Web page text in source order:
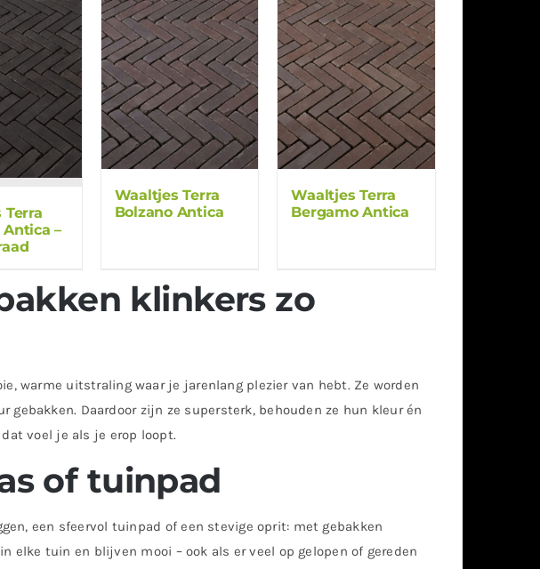
Terra
–
Waaltjes Terra
Bolzano Antica
Waaltjes Terra
Bergamo Antica
klinkers zo
warme uitstraling waar je jarenlang plezier van hebt. Ze worden
gebakken. Daardoor zijn ze supersterk, behouden ze hun kleur én
voel je als je erop loopt.
of tuinpad
een sfeervol tuinpad of een stevige oprit: met gebakken
elke tuin en blijven mooi – ook als er veel op gelopen of gereden